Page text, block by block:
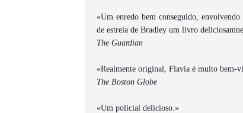
«Um enredo bem conseguido,
de estreia de Bradley um livro
The Guardian
«Realmente original, Flavia é muito bem-
The Boston Globe
«Um policial delicioso.»